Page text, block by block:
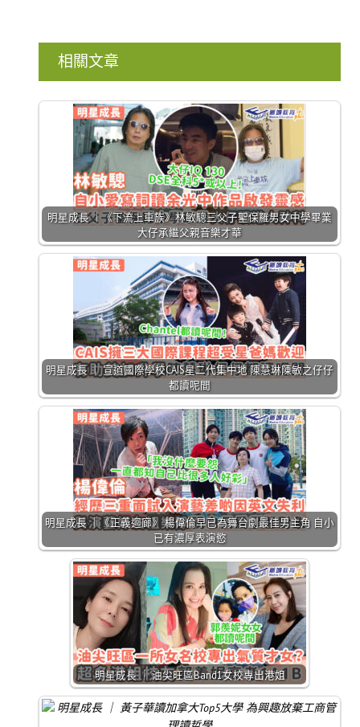
相關文章
明星成長 ｜《下流上車族》林敏驄三父子聖保羅男女中學畢業
大仔承繼父親音樂才華
明星成長 ｜ 宣道國際學校CAIS星二代集中地 陳慧琳陳敏之仔仔
都讀呢間
明星成長 ｜《正義迴廊》 楊偉倫早已為舞台劇最佳男主角 自小
已有濃厚表演慾
明星成長 ｜ 油尖旺區Band1女校專出港姐